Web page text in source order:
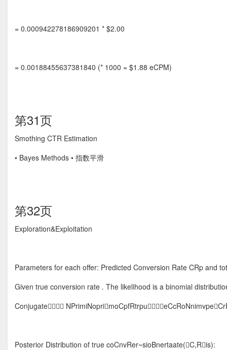
= 0.000942278186909201 * $2.00
= 0.00188455637381840 (* 1000 = $1.88 eCPM)
第31页
Smothing CTR Estimation
• Bayes Methods • 指数平滑
第32页
Exploration&Exploitation
Parameters for each offer: Predicted Conversion Rate CRp and
Given true conversion rate . The likelihood is a binomial
Conjugate
Posterior Distribution of true coCnvRer~sioBnertaate(C,Ris):